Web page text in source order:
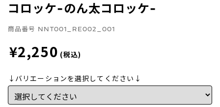
コロッケ-のん太コロッケ-
商品番号 NNT001_RE002_001
¥2,250 (税込)
↓バリエーションを選択してください↓